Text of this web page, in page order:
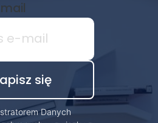
Danych